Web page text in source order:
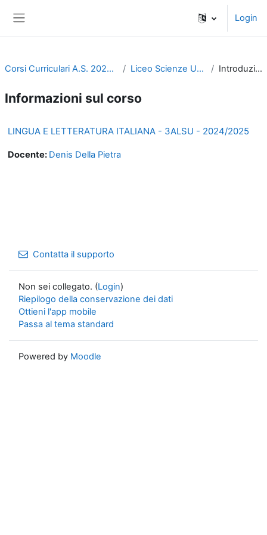
Login
Corsi Curriculari A.S. 2024-2025 Liceo Scienze Umane Introduzione
Informazioni sul corso
LINGUA E LETTERATURA ITALIANA - 3ALSU - 2024/2025
Docente: Denis Della Pietra
Contatta il supporto
Non sei collegato. (Login)
Riepilogo della conservazione dei dati
Ottieni l'app mobile
Passa al tema standard
Powered by Moodle